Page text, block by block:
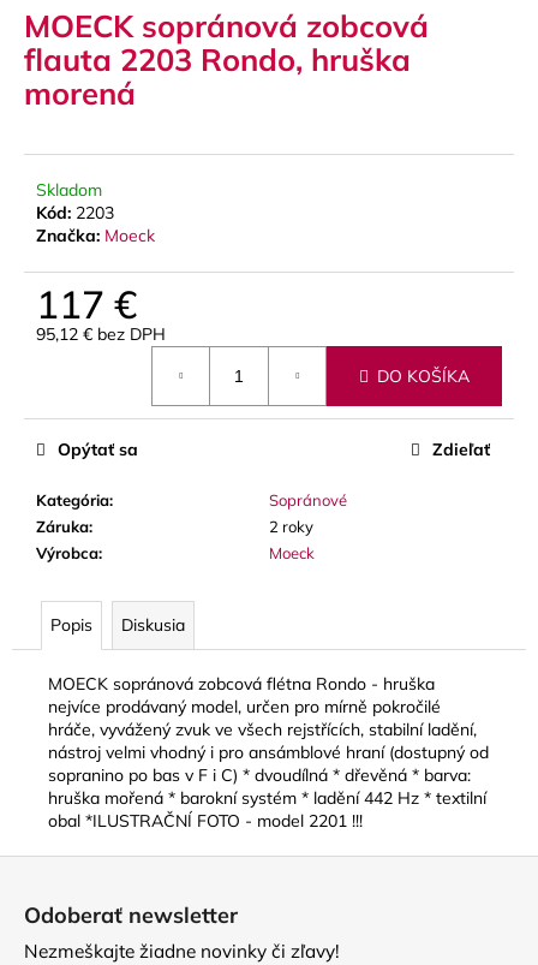
produktu
je
0,0
z
5
MOECK sopránová zobcová
flauta 2203 Rondo, hruška
morená
Skladom
Kód: 2203
Značka: Moeck
117 €
95,12 € bez DPH
DO KOŠÍKA
Kategória:
Sopránové
Záruka:
2 roky
Výrobca: Moeck
Opýtať sa Zdieľať
Popis Diskusia
MOECK sopránová zobcová flétna Rondo - hruška
nejvíce prodávaný model, určen pro mírně pokročilé
hráče, vyvážený zvuk ve všech rejstřících, stabilní ladění,
nástroj velmi vhodný i pro ansámblové hraní (dostupný od
sopranino po bas v F i C) * dvoudílná * dřevěná * barva:
hruška mořená * barokní systém * ladění 442 Hz * textilní
obal *ILUSTRAČNÍ FOTO - model 2201 !!!
O
d
ú
m
THOMANN
FLOW-
BALL
Odoberať newsletter
Nezmeškajte žiadne novinky či zľavy!